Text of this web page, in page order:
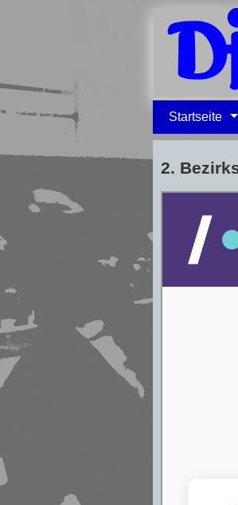
Startseite
2.